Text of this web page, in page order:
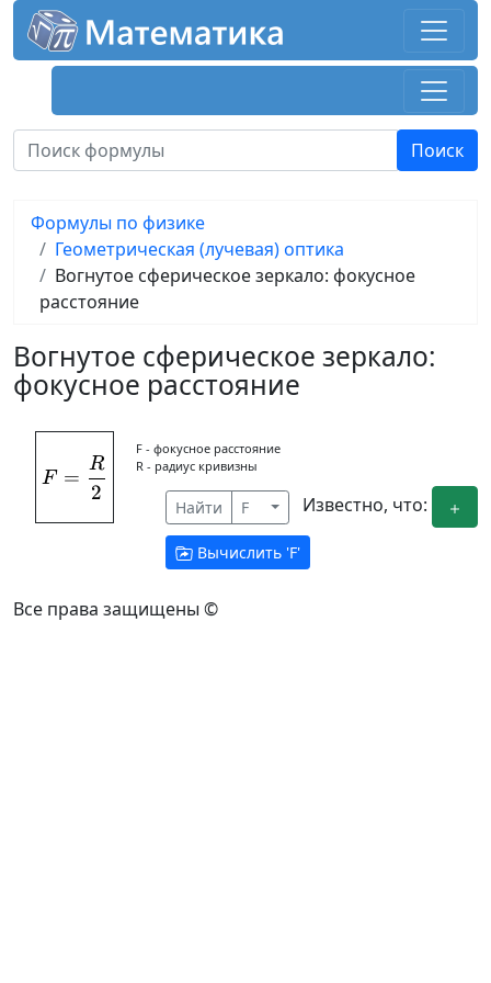
Формулы по физике
Геометрическая (лучевая) оптика
Вогнутое сферическое зеркало: фокусное
расстояние
Вогнутое сферическое зеркало:
фокусное расстояние
F = \frac{R}{2}
F =
2
R
F - фокусное расстояние
R - радиус кривизны
Найти F Известно, что:
Вычислить 'F'
Все права защищены ©